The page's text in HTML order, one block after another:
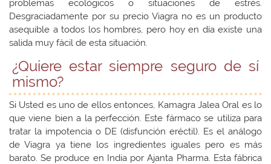
problemas ecológicos o situaciones de estrés.
Desgraciadamente por su precio Viagra no es un producto
asequible a todos los hombres, pero hoy en día existe una
salida muy fácil de esta situación.
¿Quiere estar siempre seguro de sí
mismo?
Si Usted es uno de ellos entonces, Kamagra Jalea Oral es lo
que viene bien a la perfección. Este fármaco se utiliza para
tratar la impotencia o DE (disfunción eréctil). Es el análogo
de Viagra ya tiene los ingredientes iguales pero es más
barato. Se produce en India por Ajanta Pharma. Esta fábrica